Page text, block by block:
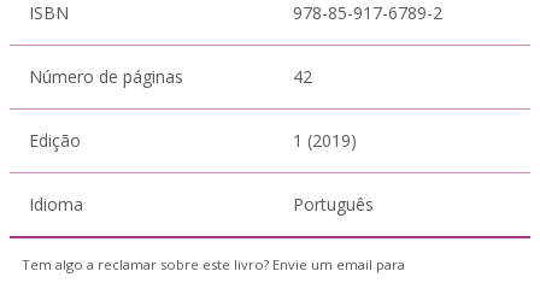
ISBN 978-85-917-6789-2
Número de páginas 42
Edição 1 (2019)
Idioma Português
Tem algo a reclamar sobre este livro? Envie um email para